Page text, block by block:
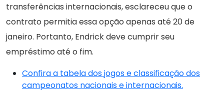
transferências internacionais, esclareceu que o
contrato permitia essa opção apenas até 20 de
janeiro. Portanto, Endrick deve cumprir seu
empréstimo até o fim.
Confira a tabela dos jogos e classificação dos
campeonatos nacionais e internacionais.